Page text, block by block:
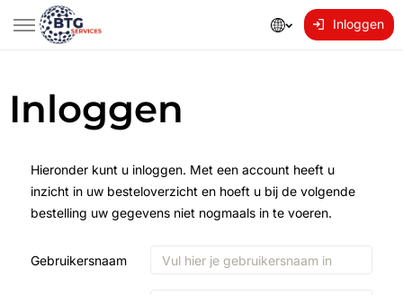
Inloggen
Inloggen
Hieronder kunt u inloggen. Met een account heeft u
inzicht in uw besteloverzicht en hoeft u bij de volgende
bestelling uw gegevens niet nogmaals in te voeren.
Gebruikersnaam